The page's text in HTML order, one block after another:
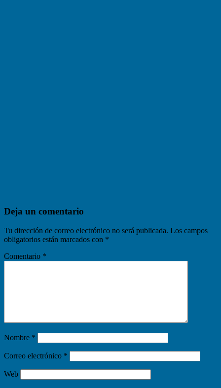
Deja un comentario
Tu dirección de correo electrónico no será publicada. Los campos
obligatorios están marcados con *
Comentario *
Nombre *
Correo electrónico *
Web